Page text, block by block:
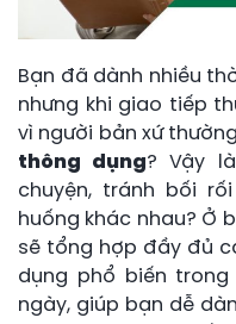
Bạn đã dành nhiều
nhưng khi giao tiếp
vì người bản xứ
thông dụng? Vậy
chuyện, tránh bối
huống khác nhau? Ở
sẽ tổng hợp đầy đủ
dụng phổ biến
ngày, giúp bạn dễ